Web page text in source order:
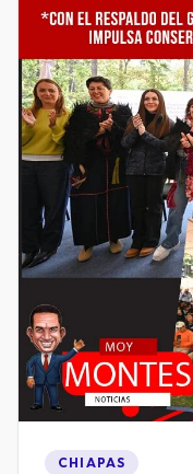
CHIAPAS